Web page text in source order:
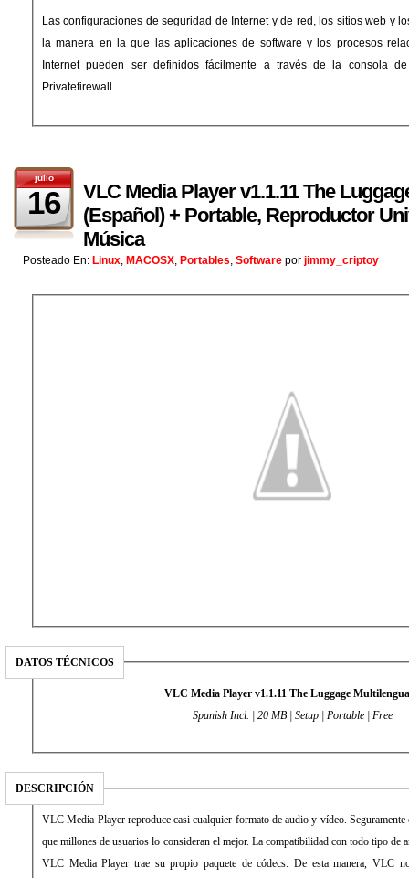
Las configuraciones de seguridad de Internet y de red, los sitios web y
la manera en la que las aplicaciones de software y los procesos
Internet pueden ser definidos fácilmente a través de la consola
Privatefirewall.
julio
16
VLC Media Player v1.1.11 The
(Español) + Portable, Reproductor
Música
Posteado En: Linux MACOSX Portables Software por jimmy_criptoy
DATOS TÉCNICOS
VLC Media Player v1.1.11 The Luggage
Spanish Incl. | 20 MB | Setup | Portable | Free
DESCRIPCIÓN
VLC Media Player reproduce casi cualquier formato de audio y vídeo. Seguramente
que millones de usuarios lo consideran el mejor. La compatibilidad con todo tipo de
VLC Media Player trae su propio paquete de códecs. De esta manera, VLC